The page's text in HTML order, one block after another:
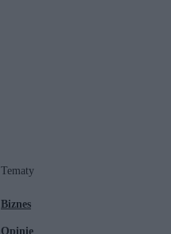
Tematy
Biznes
Opinie